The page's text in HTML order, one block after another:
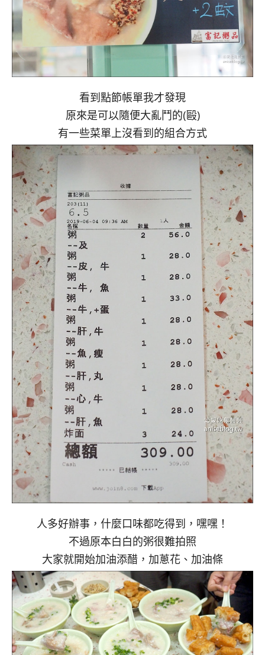
看到點節帳單我才發現
原來是可以隨便大亂鬥的(毆)
有一些菜單上沒看到的組合方式
人多好辦事，什麼口味都吃得到，嘿嘿！
不過原本白白的粥很難拍照
大家就開始加油添醋，加蔥花、加油條